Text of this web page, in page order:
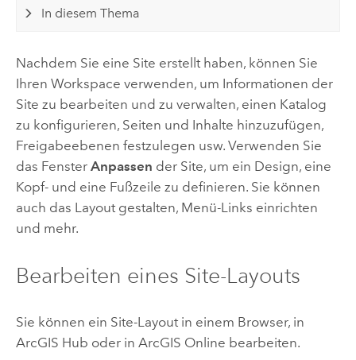
In diesem Thema
Nachdem Sie eine Site erstellt haben, können Sie
Ihren Workspace verwenden, um Informationen der
Site zu bearbeiten und zu verwalten, einen Katalog
zu konfigurieren, Seiten und Inhalte hinzuzufügen,
Freigabeebenen festzulegen usw. Verwenden Sie
das Fenster Anpassen der Site, um ein Design, eine
Kopf- und eine Fußzeile zu definieren. Sie können
auch das Layout gestalten, Menü-Links einrichten
und mehr.
Bearbeiten eines Site-Layouts
Sie können ein Site-Layout in einem Browser, in
ArcGIS Hub oder in ArcGIS Online bearbeiten.